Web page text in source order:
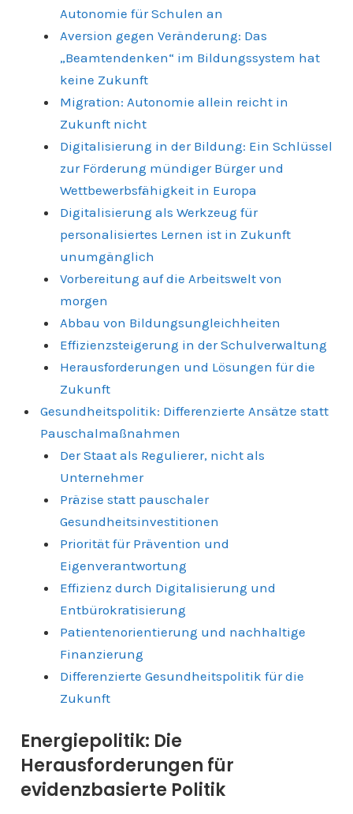
Autonomie für Schulen an
Aversion gegen Veränderung: Das
„Beamtendenken“ im Bildungssystem hat
keine Zukunft
Migration: Autonomie allein reicht in
Zukunft nicht
Digitalisierung in der Bildung: Ein Schlüssel
zur Förderung mündiger Bürger und
Wettbewerbsfähigkeit in Europa
Digitalisierung als Werkzeug für
personalisiertes Lernen ist in Zukunft
unumgänglich
Vorbereitung auf die Arbeitswelt von
morgen
Abbau von Bildungsungleichheiten
Effizienzsteigerung in der Schulverwaltung
Herausforderungen und Lösungen für die
Zukunft
Gesundheitspolitik: Differenzierte Ansätze statt
Pauschalmaßnahmen
Der Staat als Regulierer, nicht als
Unternehmer
Präzise statt pauschaler
Gesundheitsinvestitionen
Priorität für Prävention und
Eigenverantwortung
Effizienz durch Digitalisierung und
Entbürokratisierung
Patientenorientierung und nachhaltige
Finanzierung
Differenzierte Gesundheitspolitik für die
Zukunft
Energiepolitik: Die
Herausforderungen für
evidenzbasierte Politik